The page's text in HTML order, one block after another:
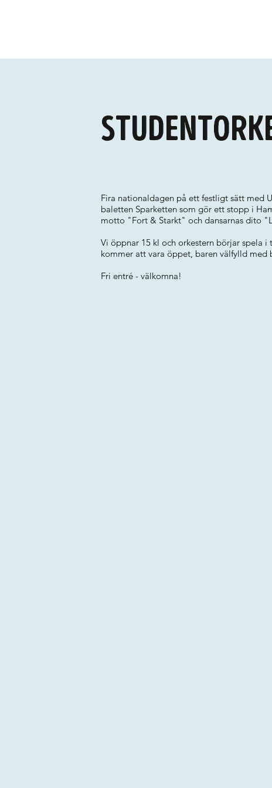
Fira nationaldagen på ett festligt sätt med
baletten Sparketten som gör ett stopp i
motto "Fort & Starkt" och dansarnas dito
Vi öppnar 15 kl och orkestern börjar spela
kommer att vara öppet, baren välfylld med
Fri entré - välkomna!